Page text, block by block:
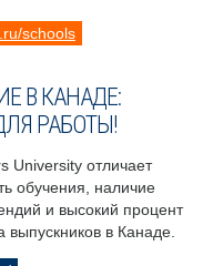
schools
В КАНАДЕ:
РАБОТЫ!
University отличает
обучения, наличие
и высокий процент
выпускников в Канаде.